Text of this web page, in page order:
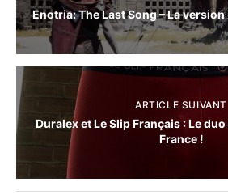
Enotria: The Last Song – La
ARTICLE SUIVANT
Duralex et Le Slip Français : Le
France !